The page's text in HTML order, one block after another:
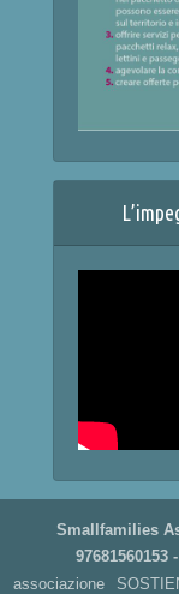
Smallfamilies
associazione